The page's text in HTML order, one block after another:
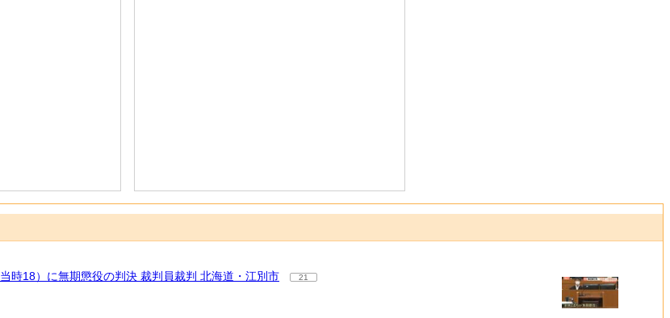
時18）に無期懲役の判決 裁判員裁判 北海道・江別市 21